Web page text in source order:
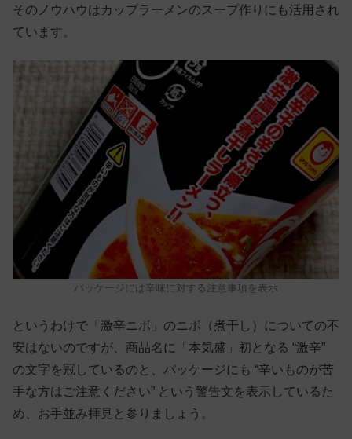
そのノウハウはカップラーメンのスープ作りにも活用され
ています。
パッケージには辛味に対する注意事項を表示
というわけで「激辛ニボ」のニボ（煮干し）についての不
安はないのですが、商品名に「本気盛」初となる “激辛”
の文字を冠しているのと、パッケージにも “辛いものが苦
手な方はご注意ください” という警告文を表示しているた
め、お手並み拝見と参りましょう。